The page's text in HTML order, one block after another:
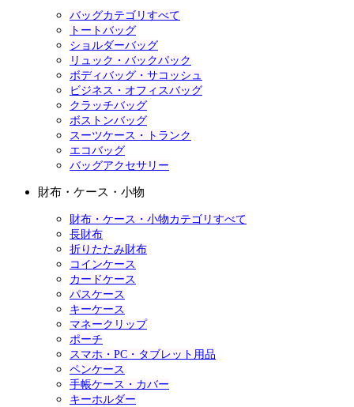
バッグカテゴリすべて
トートバッグ
ショルダーバッグ
リュック・バックパック
ボディバッグ・サコッシュ
ビジネス・オフィスバッグ
クラッチバッグ
ボストンバッグ
スーツケース・トランク
エコバッグ
バッグアクセサリー
財布・ケース・小物
財布・ケース・小物カテゴリすべて
長財布
折りたたみ財布
コインケース
カードケース
パスケース
キーケース
マネークリップ
ポーチ
スマホ・PC・タブレット用品
ペンケース
手帳ケース・カバー
キーホルダー